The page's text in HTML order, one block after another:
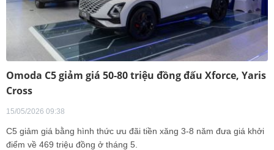
Omoda C5 giảm giá 50-80 triệu đồng đấu Xforce, Yaris
Cross
15/05/2026 09:38
C5 giảm giá bằng hình thức ưu đãi tiền xăng 3-8 năm đưa giá khởi
điểm về 469 triệu đồng ở tháng 5.